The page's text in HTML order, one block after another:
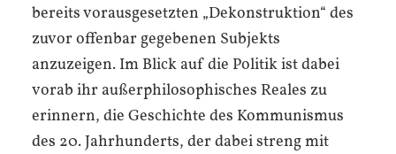
bereits vorausgesetzten „Dekonstruktion“ des
zuvor offenbar gegebenen Subjekts
anzuzeigen. Im Blick auf die Politik ist dabei
vorab ihr außerphilosophisches Reales zu
erinnern, die Geschichte des Kommunismus
des 20. Jahrhunderts, der dabei streng mit